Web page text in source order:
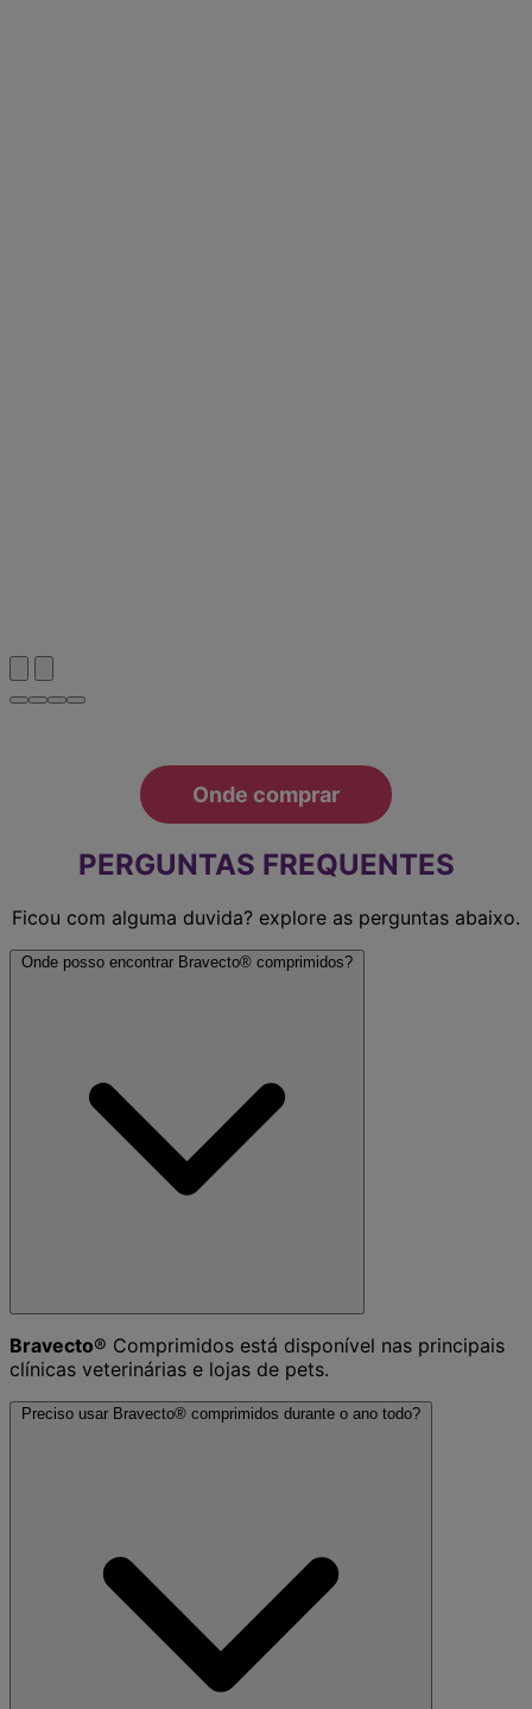
PrevNext
Onde comprar
PERGUNTAS FREQUENTES
Ficou com alguma duvida? explore as perguntas abaixo.
Onde posso encontrar Bravecto® comprimidos?
Bravecto® Comprimidos está disponível nas principais
clínicas veterinárias e lojas de pets.
Preciso usar Bravecto® comprimidos durante o ano todo?